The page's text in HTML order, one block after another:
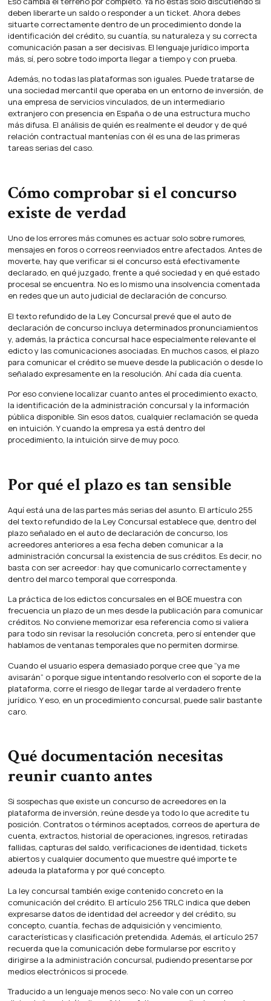
deben liberarte un saldo o responder a un ticket. Ahora debes
situarte correctamente dentro de un procedimiento donde la
identificación del crédito, su cuantía, su naturaleza y su correcta
comunicación pasan a ser decisivas. El lenguaje jurídico importa
más, sí, pero sobre todo importa llegar a tiempo y con prueba.
Además, no todas las plataformas son iguales. Puede tratarse de
una sociedad mercantil que operaba en un entorno de inversión, de
una empresa de servicios vinculados, de un intermediario
extranjero con presencia en España o de una estructura mucho
más difusa. El análisis de quién es realmente el deudor y de qué
relación contractual mantenías con él es una de las primeras
tareas serias del caso.
Cómo comprobar si el concurso
existe de verdad
Uno de los errores más comunes es actuar solo sobre rumores,
mensajes en foros o correos reenviados entre afectados. Antes de
moverte, hay que verificar si el concurso está efectivamente
declarado, en qué juzgado, frente a qué sociedad y en qué estado
procesal se encuentra. No es lo mismo una insolvencia comentada
en redes que un auto judicial de declaración de concurso.
El texto refundido de la Ley Concursal prevé que el auto de
declaración de concurso incluya determinados pronunciamientos
y, además, la práctica concursal hace especialmente relevante el
edicto y las comunicaciones asociadas. En muchos casos, el plazo
para comunicar el crédito se mueve desde la publicación o desde lo
señalado expresamente en la resolución. Ahí cada día cuenta.
Por eso conviene localizar cuanto antes el procedimiento exacto,
la identificación de la administración concursal y la información
pública disponible. Sin esos datos, cualquier reclamación se queda
en intuición. Y cuando la empresa ya está dentro del
procedimiento, la intuición sirve de muy poco.
Por qué el plazo es tan sensible
Aquí está una de las partes más serias del asunto. El artículo 255
del texto refundido de la Ley Concursal establece que, dentro del
plazo señalado en el auto de declaración de concurso, los
acreedores anteriores a esa fecha deben comunicar a la
administración concursal la existencia de sus créditos. Es decir, no
basta con ser acreedor: hay que comunicarlo correctamente y
dentro del marco temporal que corresponda.
La práctica de los edictos concursales en el BOE muestra con
frecuencia un plazo de un mes desde la publicación para comunicar
créditos. No conviene memorizar esa referencia como si valiera
para todo sin revisar la resolución concreta, pero sí entender que
hablamos de ventanas temporales que no permiten dormirse.
Cuando el usuario espera demasiado porque cree que “ya me
avisarán” o porque sigue intentando resolverlo con el soporte de la
plataforma, corre el riesgo de llegar tarde al verdadero frente
jurídico. Y eso, en un procedimiento concursal, puede salir bastante
caro.
Qué documentación necesitas
reunir cuanto antes
Si sospechas que existe un concurso de acreedores en la
plataforma de inversión, reúne desde ya todo lo que acredite tu
posición. Contratos o términos aceptados, correos de apertura de
cuenta, extractos, historial de operaciones, ingresos, retiradas
fallidas, capturas del saldo, verificaciones de identidad, tickets
abiertos y cualquier documento que muestre qué importe te
adeuda la plataforma y por qué concepto.
La ley concursal también exige contenido concreto en la
comunicación del crédito. El artículo 256 TRLC indica que deben
expresarse datos de identidad del acreedor y del crédito, su
concepto, cuantía, fechas de adquisición y vencimiento,
características y clasificación pretendida. Además, el artículo 257
recuerda que la comunicación debe formularse por escrito y
dirigirse a la administración concursal, pudiendo presentarse por
medios electrónicos si procede.
Traducido a un lenguaje menos seco: No vale con un correo